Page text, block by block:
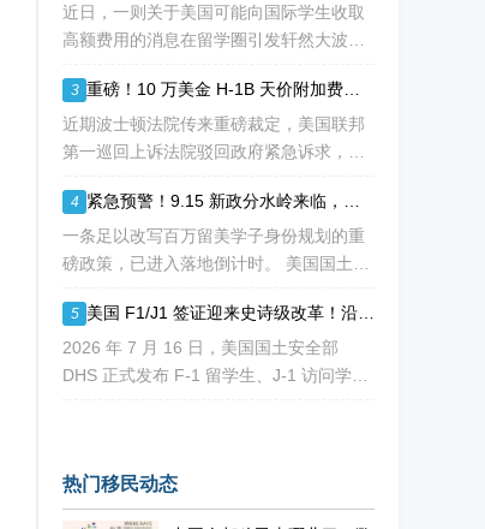
海
近日，一则关于美国可能向国际学生收取
高额费用的消息在留学圈引发轩然大波。
朗普政府正在讨论一项针对国际学生毕业
后工作许可（OPT）的新方案，其中可能
包括高达10万美元
3
近期波士顿法院传来重磅裁定，美国联邦
第一巡回上诉法院驳回政府紧急诉求，此
费，再次被司法禁令冻结。 不少海外技
术人才看到消息稍感宽慰，但
4
一条足以改写百万留美学子身份规划的重
磅政策，已进入落地倒计时。 美国国土安
规，7 月 17 日文件公示于《联邦公报》，
60 天后，也就是2026
5
2026 年 7 月 16 日，美国国土安全部
DHS 正式发布 F-1 留学生、J-1 访问学者
热门移民动态